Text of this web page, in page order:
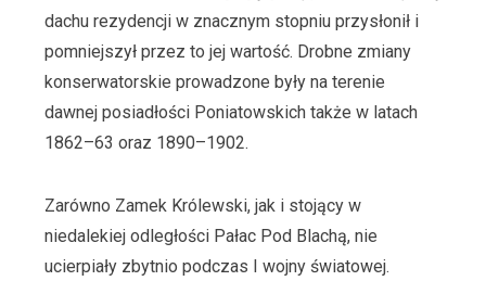
dachu rezydencji w znacznym stopniu przysłonił i
pomniejszył przez to jej wartość. Drobne zmiany
konserwatorskie prowadzone były na terenie
dawnej posiadłości Poniatowskich także w latach
1862–63 oraz 1890–1902.
Zarówno Zamek Królewski, jak i stojący w
niedalekiej odległości Pałac Pod Blachą, nie
ucierpiały zbytnio podczas I wojny światowej.